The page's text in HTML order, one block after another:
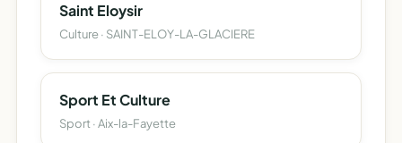
Saint Eloysir
Culture · SAINT-ELOY-LA-GLACIERE
Sport Et Culture
Sport · Aix-la-Fayette